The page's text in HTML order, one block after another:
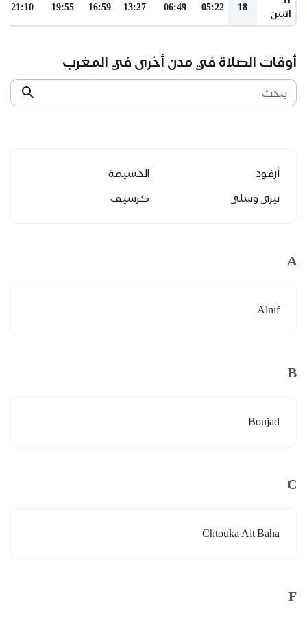
اثنين
18
05:22
06:49
13:27
16:59
19:55
21:10
أوقات الصلاة في مدن أخرى في المغرب
يبحث
أرفود
الحسيمة
تيزي وسلي
كرسيف
A
Alnif
B
Boujad
C
Chtouka Ait Baha
F